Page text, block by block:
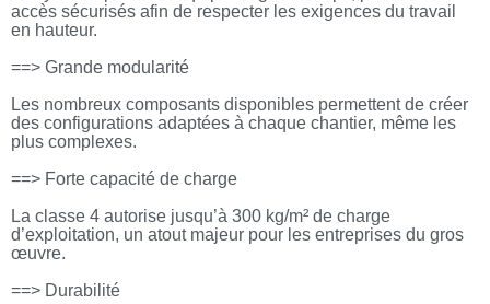
accès sécurisés afin de respecter les exigences du travail
en hauteur.
==> Grande modularité
Les nombreux composants disponibles permettent de créer
des configurations adaptées à chaque chantier, même les
plus complexes.
==> Forte capacité de charge
La classe 4 autorise jusqu’à 300 kg/m² de charge
d’exploitation, un atout majeur pour les entreprises du gros
œuvre.
==> Durabilité